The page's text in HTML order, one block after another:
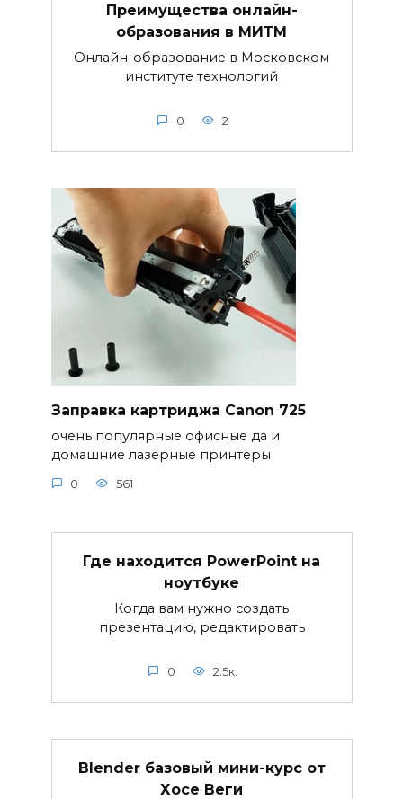
Преимущества онлайн-
образования в МИТМ
Онлайн-образование в Московском
институте технологий
0 2
Заправка картриджа Canon 725
очень популярные офисные да и
домашние лазерные принтеры
0 561
Где находится PowerPoint на
ноутбуке
Когда вам нужно создать
презентацию, редактировать
0 2.5к.
Blender базовый мини-курс от
Хосе Веги